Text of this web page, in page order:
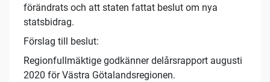
förändrats och att staten fattat beslut om nya
statsbidrag.
Förslag till beslut:
Regionfullmäktige godkänner delårsrapport augusti
2020 för Västra Götalandsregionen.